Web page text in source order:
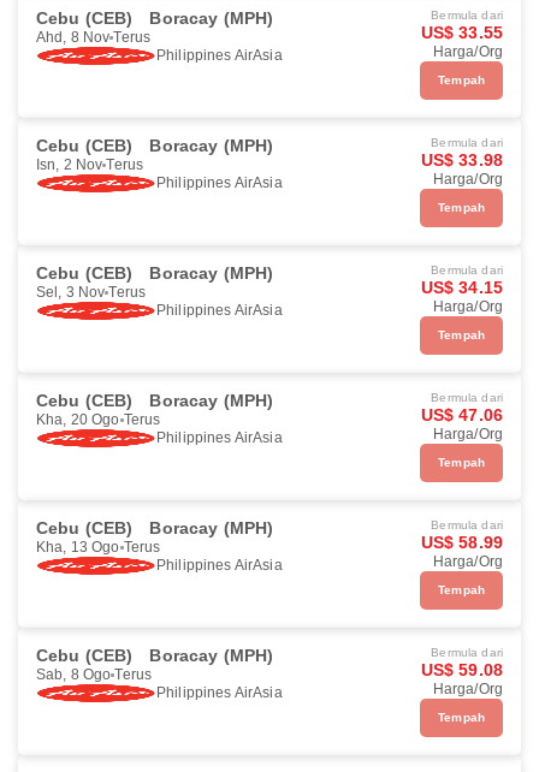
Cebu (CEB) Boracay (MPH)
Ahd, 8 Nov Terus
Philippines AirAsia
Bermula dari
US$ 33.55
Harga/Org
Tempah
Cebu (CEB) Boracay (MPH)
Isn, 2 Nov Terus
Philippines AirAsia
Bermula dari
US$ 33.98
Harga/Org
Tempah
Cebu (CEB) Boracay (MPH)
Sel, 3 Nov Terus
Philippines AirAsia
Bermula dari
US$ 34.15
Harga/Org
Tempah
Cebu (CEB) Boracay (MPH)
Kha, 20 Ogo Terus
Philippines AirAsia
Bermula dari
US$ 47.06
Harga/Org
Tempah
Cebu (CEB) Boracay (MPH)
Kha, 13 Ogo Terus
Philippines AirAsia
Bermula dari
US$ 58.99
Harga/Org
Tempah
Cebu (CEB) Boracay (MPH)
Sab, 8 Ogo Terus
Philippines AirAsia
Bermula dari
US$ 59.08
Harga/Org
Tempah